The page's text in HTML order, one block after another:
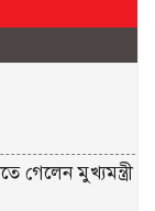
গেলেন মুখ্যমন্ত্রী